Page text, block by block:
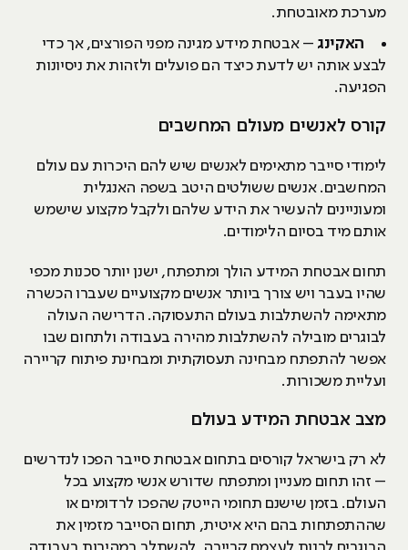
מערכת מאובטחת.
האקינג – אבטחת מידע מגינה מפני הפורצים, אך כדי
לבצע אותה יש לדעת כיצד הם פועלים ולזהות את ניסיונות
הפגיעה.
קורס לאנשים מעולם המחשבים
לימודי סייבר מתאימים לאנשים שיש להם היכרות עם עולם
המחשבים. אנשים ששולטים היטב בשפה האנגלית
ומעוניינים להעשיר את הידע שלהם ולקבל מקצוע שישמש
אותם מיד בסיום הלימודים.
תחום אבטחת המידע הולך ומתפתח, ישנן יותר סכנות מכפי
שהיו בעבר ויש צורך ביותר אנשים מקצועיים שעברו הכשרה
מתאימה להשתלבות בעולם התעסוקה. הדרישה העולה
לבוגרים מובילה להשתלבות מהירה בעבודה ולתחום שבו
אפשר להתפתח מבחינה תעסוקתית ומבחינת פיתוח קריירה
ועליית משכורות.
מצב אבטחת המידע בעולם
לא רק בישראל קורסים בתחום אבטחת סייבר הפכו לנדרשים
– זהו תחום מעניין ומתפתח שדורש אנשי מקצוע בכל
העולם. בזמן שישנם תחומי הייטק שהפכו לרדומים או
שההתפתחות בהם היא איטית, תחום הסייבר מזמין את